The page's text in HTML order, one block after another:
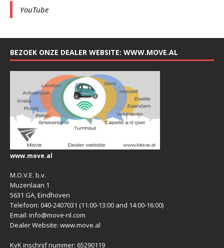
YouTube
BEZOEK ONZE DEALER WEBSITE: WWW.MOVE.AL
www.move.al
M.O.V.E. b.v.
Muzenlaan 1
5631 GA, Eindhoven
Telefoon: 040-2407031 (11:00-13:00 and 14:00-16:00)
Email: info@move-nl.com
Dealer Website: www.move.al
KvK inschrijf nummer: 65290119